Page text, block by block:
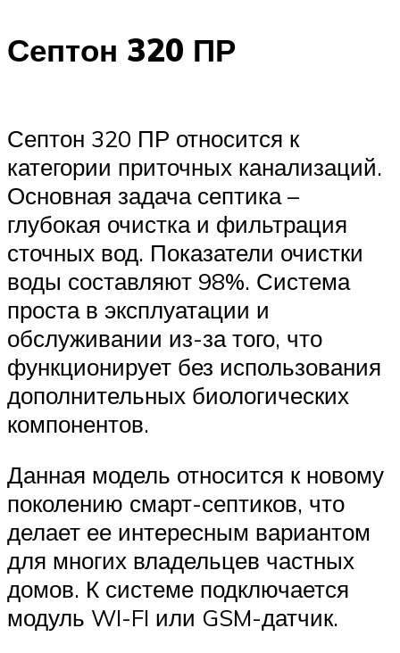
Септон 320 ПР
Септон 320 ПР относится к
категории приточных канализаций.
Основная задача септика –
глубокая очистка и фильтрация
сточных вод. Показатели очистки
воды составляют 98%. Система
проста в эксплуатации и
обслуживании из-за того, что
функционирует без использования
дополнительных биологических
компонентов.
Данная модель относится к новому
поколению смарт-септиков, что
делает ее интересным вариантом
для многих владельцев частных
домов. К системе подключается
модуль WI-FI или GSM-датчик.